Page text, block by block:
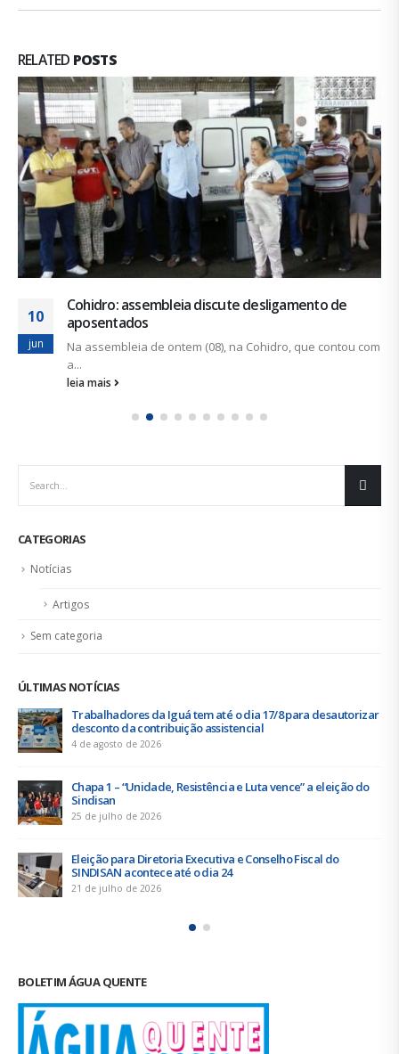
RELATED POSTS
13
jun
Equipes da Cohidro ajudam na limpeza de
reservatórios
Em regime de mutirão, equipes da Cohidro e da Prefeitura
Municipal...
leia mais
CATEGORIAS
Notícias
Artigos
Trabalhadores da Iguá Sergipe rejeitam contraproposta da